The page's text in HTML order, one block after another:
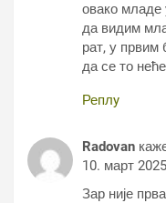
овако младе
да видим
рат, у
да се то
Реплy
Radovan
10. март
Зар није